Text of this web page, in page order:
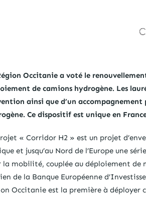
Occitanie a voté le
de camions hydrogène. Les
ainsi que d’un
Ce dispositif est unique en
« Corridor H2 » est un projet
et jusqu’au Nord de l’Europe une
la mobilité, couplée au déploiement de
de la Banque Européenne
Occitanie est la première à déployer